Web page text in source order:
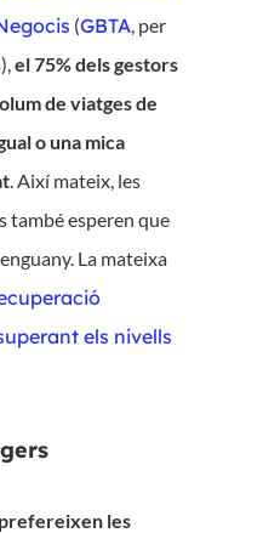
(GBTA, per
el 75% dels gestors
de viatges de
o una mica
. Així mateix, les
també esperen que
La mateixa
els nivells
les